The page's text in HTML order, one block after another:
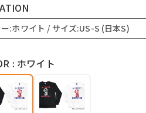
:ホワイト / サイズ:US-S (日本S)
: ホワイト